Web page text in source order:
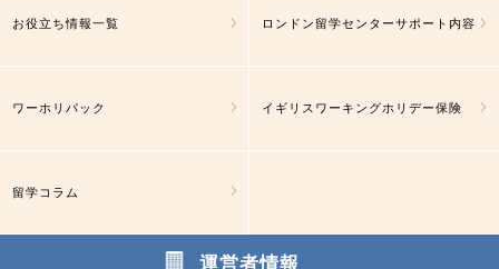
お役立ち情報一覧 ロンドン留学センターサポート内容
ワーホリパック イギリスワーキングホリデー保険
留学コラム
運営者情報